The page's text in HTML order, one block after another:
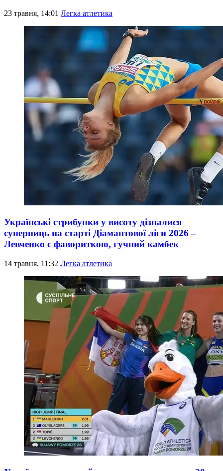
23 травня, 14:01 Легка атлетика
Українські стрибунки у висоту дізналися
суперниць на старті Діамантової ліги 2026 –
Левченко є фавориткою, гучний камбек
14 травня, 11:32 Легка атлетика